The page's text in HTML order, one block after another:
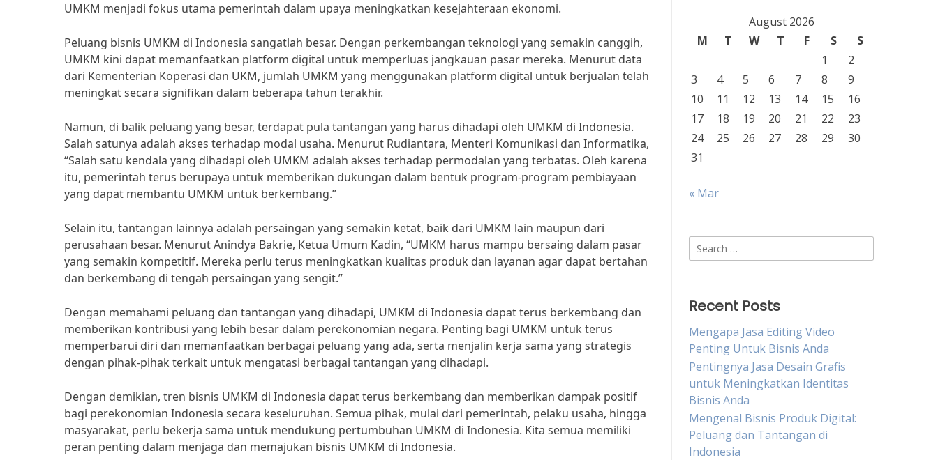
UMKM menjadi fokus utama pemerintah dalam upaya meningkatkan kesejahteraan ekonomi.
Peluang bisnis UMKM di Indonesia sangatlah besar. Dengan perkembangan teknologi yang semakin canggih,
UMKM kini dapat memanfaatkan platform digital untuk memperluas jangkauan pasar mereka. Menurut data
dari Kementerian Koperasi dan UKM, jumlah UMKM yang menggunakan platform digital untuk berjualan telah
meningkat secara signifikan dalam beberapa tahun terakhir.
Namun, di balik peluang yang besar, terdapat pula tantangan yang harus dihadapi oleh UMKM di Indonesia.
Salah satunya adalah akses terhadap modal usaha. Menurut Rudiantara, Menteri Komunikasi dan Informatika,
“Salah satu kendala yang dihadapi oleh UMKM adalah akses terhadap permodalan yang terbatas. Oleh karena
itu, pemerintah terus berupaya untuk memberikan dukungan dalam bentuk program-program pembiayaan
yang dapat membantu UMKM untuk berkembang.”
Selain itu, tantangan lainnya adalah persaingan yang semakin ketat, baik dari UMKM lain maupun dari
perusahaan besar. Menurut Anindya Bakrie, Ketua Umum Kadin, “UMKM harus mampu bersaing dalam pasar
yang semakin kompetitif. Mereka perlu terus meningkatkan kualitas produk dan layanan agar dapat bertahan
dan berkembang di tengah persaingan yang sengit.”
Dengan memahami peluang dan tantangan yang dihadapi, UMKM di Indonesia dapat terus berkembang dan
memberikan kontribusi yang lebih besar dalam perekonomian negara. Penting bagi UMKM untuk terus
memperbarui diri dan memanfaatkan berbagai peluang yang ada, serta menjalin kerja sama yang strategis
dengan pihak-pihak terkait untuk mengatasi berbagai tantangan yang dihadapi.
Dengan demikian, tren bisnis UMKM di Indonesia dapat terus berkembang dan memberikan dampak positif
bagi perekonomian Indonesia secara keseluruhan. Semua pihak, mulai dari pemerintah, pelaku usaha, hingga
masyarakat, perlu bekerja sama untuk mendukung pertumbuhan UMKM di Indonesia. Kita semua memiliki
peran penting dalam menjaga dan memajukan bisnis UMKM di Indonesia.
August 2026
M
T W T F S
S
1
2
3
4 5 6 7 8
9
10
11 12 13 14 15
16
17
18 19 20 21 22
23
24
25 26 27 28 29
30
31
« Mar
Search
for:
Recent Posts
Mengapa Jasa Editing Video
Penting Untuk Bisnis Anda
Pentingnya Jasa Desain Grafis
untuk Meningkatkan Identitas
Bisnis Anda
Mengenal Bisnis Produk Digital:
Peluang dan Tantangan di
Indonesia